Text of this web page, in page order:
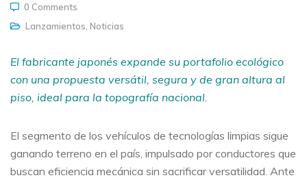
0 Comments
Lanzamientos Noticias
El fabricante japonés expande su portafolio ecológico
con una propuesta versátil, segura y de gran altura al
piso, ideal para la topografía nacional.
El segmento de los vehículos de tecnologías limpias sigue
ganando terreno en el país, impulsado por conductores que
buscan eficiencia mecánica sin sacrificar versatilidad. Ante